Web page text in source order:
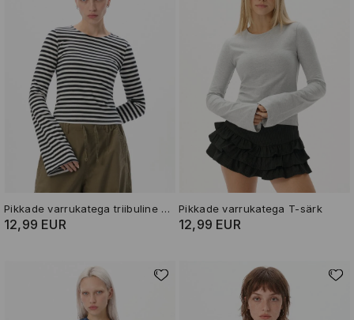
Pikkade varrukatega triibuline T-särk
12,99 EUR
Pikkade varrukatega T-särk
12,99 EUR